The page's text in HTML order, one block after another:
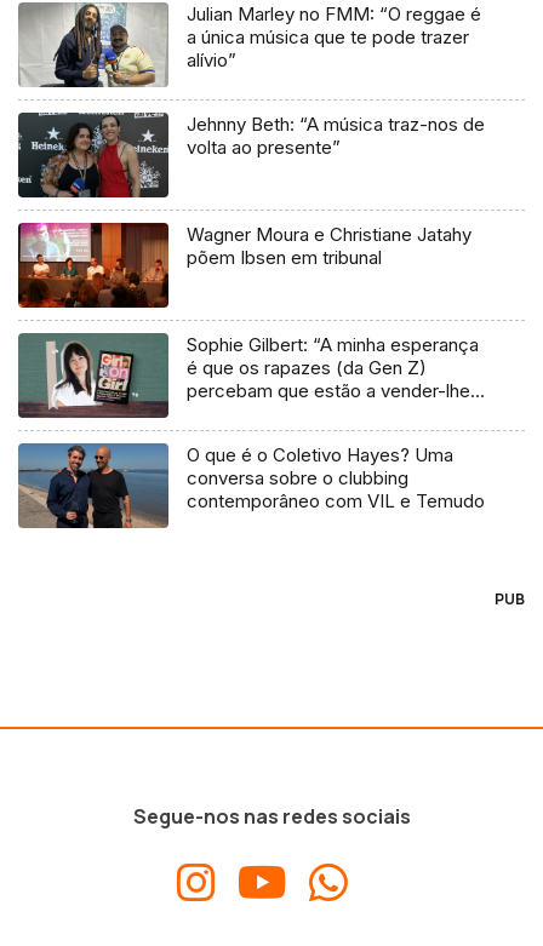
Julian Marley no FMM: “O reggae é
a única música que te pode trazer
alívio”
Jehnny Beth: “A música traz-nos de
volta ao presente”
Wagner Moura e Christiane Jatahy
põem Ibsen em tribunal
Sophie Gilbert: “A minha esperança
é que os rapazes (da Gen Z)
percebam que estão a vender-lhes
O que é o Coletivo Hayes? Uma
conversa sobre o clubbing
contemporâneo com VIL e Temudo
PUB
Segue-nos nas redes sociais